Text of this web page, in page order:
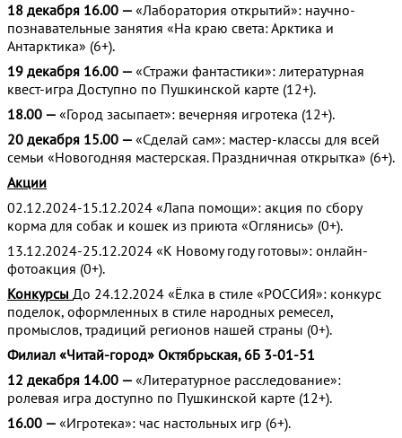
18 декабря 16.00 — «Лаборатория открытий»: научно-
познавательные занятия «На краю света: Арктика и
Антарктика» (6+).
19 декабря 16.00 — «Стражи фантастики»: литературная
квест-игра Доступно по Пушкинской карте (12+).
18.00 — «Город засыпает»: вечерняя игротека (12+).
20 декабря 15.00 — «Сделай сам»: мастер-классы для всей
семьи «Новогодняя мастерская. Праздничная открытка» (6+).
Акции
02.12.2024-15.12.2024 «Лапа помощи»: акция по сбору
корма для собак и кошек из приюта «Оглянись» (0+).
13.12.2024-25.12.2024 «К Новому году готовы»: онлайн-
фотоакция (0+).
Конкурсы До 24.12.2024 «Ёлка в стиле «РОССИЯ»: конкурс
поделок, оформленных в стиле народных ремесел,
промыслов, традиций регионов нашей страны (0+).
Филиал «Читай-город» Октябрьская, 6Б 3-01-51
12 декабря 14.00 — «Литературное расследование»:
ролевая игра доступно по Пушкинской карте (12+).
16.00 — «Игротека»: час настольных игр (6+).